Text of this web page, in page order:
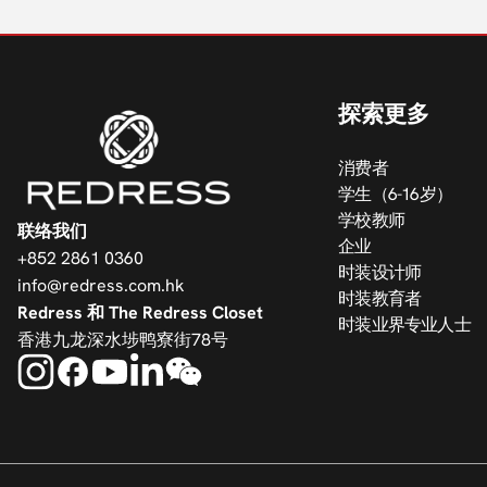
联络我们
+852 2861 0360
info@redress.com.hk
Redress 和 The Redress Closet
香港九龙深水埗鸭寮街78号
探索更多
消费者
学生（6-16岁）
学校教师
企业
时装设计师
时装教育者
时装业界专业人士